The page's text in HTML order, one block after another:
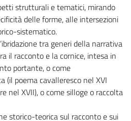
strutturali e tematici, mirando
delle forme, alle intersezioni
sistematico.
tra generi della narrativa
il racconto e la cornice, intesa in
portante, o come
(il poema cavalleresco nel XVI
nel XVII), o come silloge o raccolta
storico-teorica sul racconto e sui